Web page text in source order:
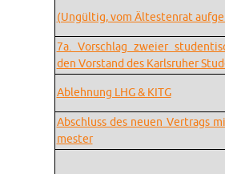
(Ungültig, vom Ältesten­rat
7a. Vorschlag zweier
den Vor­stand des Karl­sruher
Ablehnung LHG & KITG
Ab­schluss des neuen Ver­trags
mes­ter